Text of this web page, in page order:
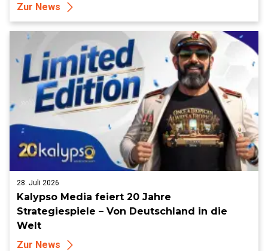
Zur News
28. Juli 2026
Kalypso Media feiert 20 Jahre
Strategiespiele – Von Deutschland in die
Welt
Zur News